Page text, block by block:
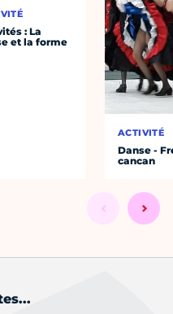
: La
et la forme
ACTIVITÉ
Danse -
cancan